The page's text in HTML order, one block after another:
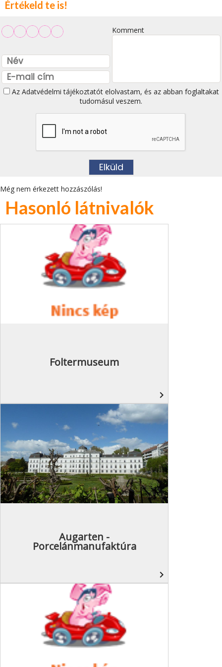
Értékeld te is!
Komment
Az Adatvédelmi tájékoztatótelolvastam, és az abban foglaltakat
tudomásul veszem.
Még nem érkezett hozzászólás!
Hasonló látnivalók
Foltermuseum
navigate_next
Augarten -
Porcelánmanufaktúra
navigate_next